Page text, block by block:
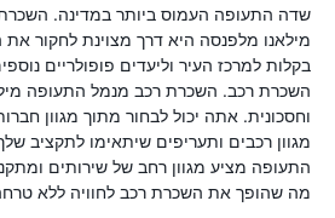
שדה התעופה העמוס ביותר במדינה.
מילאנו מלפנסה היא דרך מצוינת לחקור את
בקלות למרכז העיר וליעדים פופולריים
השכרת רכב. השכרת רכב מנמל התעופה
וחסכונית. אתה יכול לבחור מתוך מגוון
מגוון רכבים ותעריפים שיתאימו לתקציב
התעופה מציע מגוון רחב של שירותים
מה שהופך את השכרת רכב לחוויה ללא